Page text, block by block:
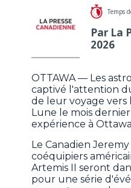
Temps
Par La
2026
OTTAWA — Les
captivé l'attention
de leur voyage vers
Lune le mois
expérience à
Le Canadien
coéquipiers
Artemis II seront
pour une série